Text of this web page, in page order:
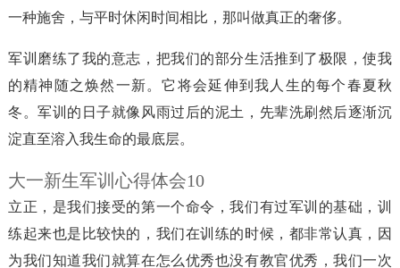
一种施舍，与平时休闲时间相比，那叫做真正的奢侈。
军训磨练了我的意志，把我们的部分生活推到了极限，使我
的精神随之焕然一新。它将会延伸到我人生的每个春夏秋
冬。军训的日子就像风雨过后的泥土，先辈洗刷然后逐渐沉
淀直至溶入我生命的最底层。
大一新生军训心得体会10
立正，是我们接受的第一个命令，我们有过军训的基础，训
练起来也是比较快的，我们在训练的时候，都非常认真，因
为我们知道我们就算在怎么优秀也没有教官优秀，我们一次